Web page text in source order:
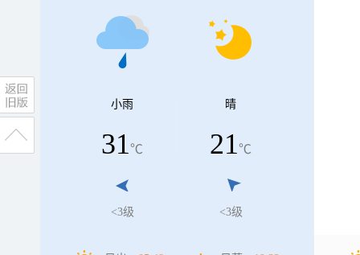
小雨
31℃
<3级
晴
21℃
<3级